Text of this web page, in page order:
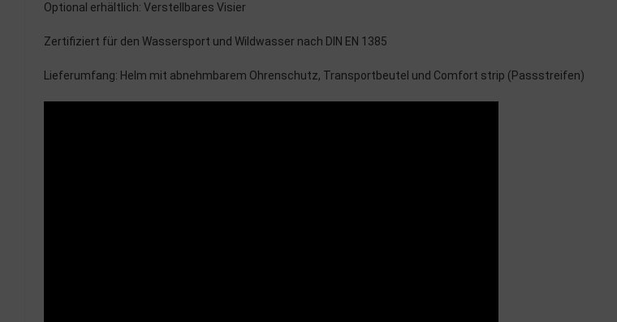
Optional erhältlich: Verstellbares Visier
Zertifiziert für den Wassersport und Wildwasser nach DIN EN 1385
Lieferumfang: Helm mit abnehmbarem Ohrenschutz, Transportbeutel und Comfort strip (Passstreifen)